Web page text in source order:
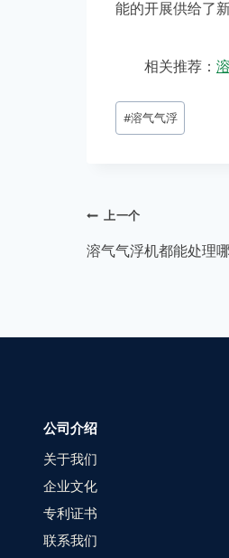
能的开展供给了
相关推荐：
#溶气气浮
上一个
溶气气浮机都能处理
公司介绍
关于我们
企业文化
专利证书
联系我们